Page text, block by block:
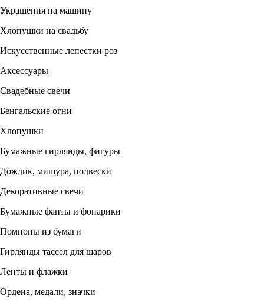
Украшения на машину
Хлопушки на свадьбу
Искусственные лепестки роз
Аксессуары
Свадебные свечи
Бенгальские огни
Хлопушки
Бумажные гирлянды, фигуры
Дождик, мишура, подвески
Декоративные свечи
Бумажные фанты и фонарики
Помпоны из бумаги
Гирлянды тассел для шаров
Ленты и флажки
Ордена, медали, значки